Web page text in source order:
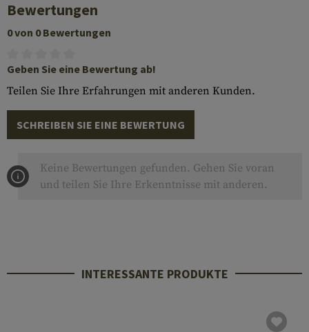
Bewertungen
0 von 0 Bewertungen
Geben Sie eine Bewertung ab!
Teilen Sie Ihre Erfahrungen mit anderen Kunden.
SCHREIBEN SIE EINE BEWERTUNG
Keine Bewertungen gefunden. Gehen Sie voran
und teilen Sie Ihre Erkenntnisse mit anderen.
INTERESSANTE PRODUKTE